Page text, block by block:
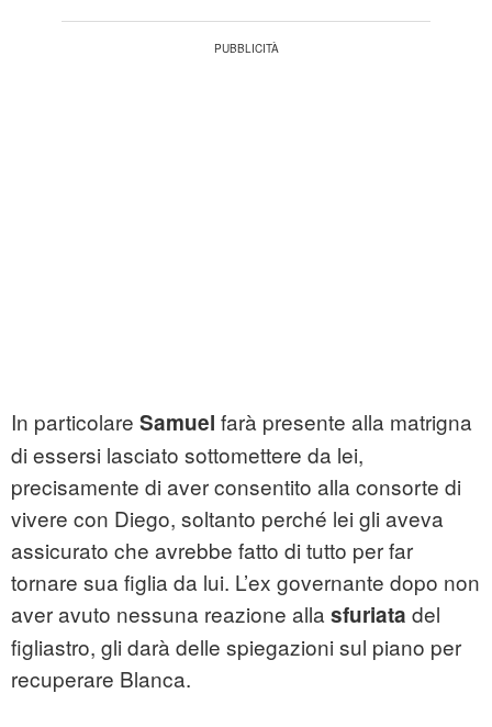
In particolare Samuel farà presente alla matrigna
di essersi lasciato sottomettere da lei,
precisamente di aver consentito alla consorte di
vivere con Diego, soltanto perché lei gli aveva
assicurato che avrebbe fatto di tutto per far
tornare sua figlia da lui. L’ex governante dopo non
aver avuto nessuna reazione alla sfuriata del
figliastro, gli darà delle spiegazioni sul piano per
recuperare Blanca.